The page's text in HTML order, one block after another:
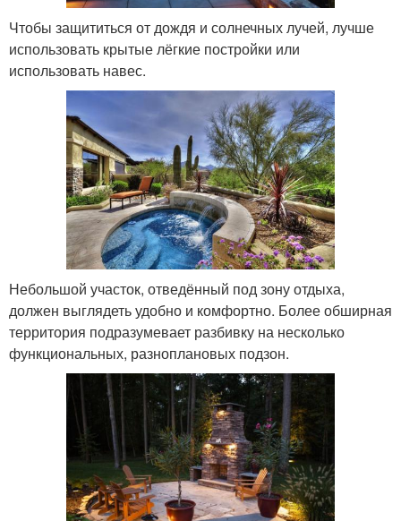
Чтобы защититься от дождя и солнечных лучей, лучше
использовать крытые лёгкие постройки или
использовать навес.
Небольшой участок, отведённый под зону отдыха,
должен выглядеть удобно и комфортно. Более обширная
территория подразумевает разбивку на несколько
функциональных, разноплановых подзон.